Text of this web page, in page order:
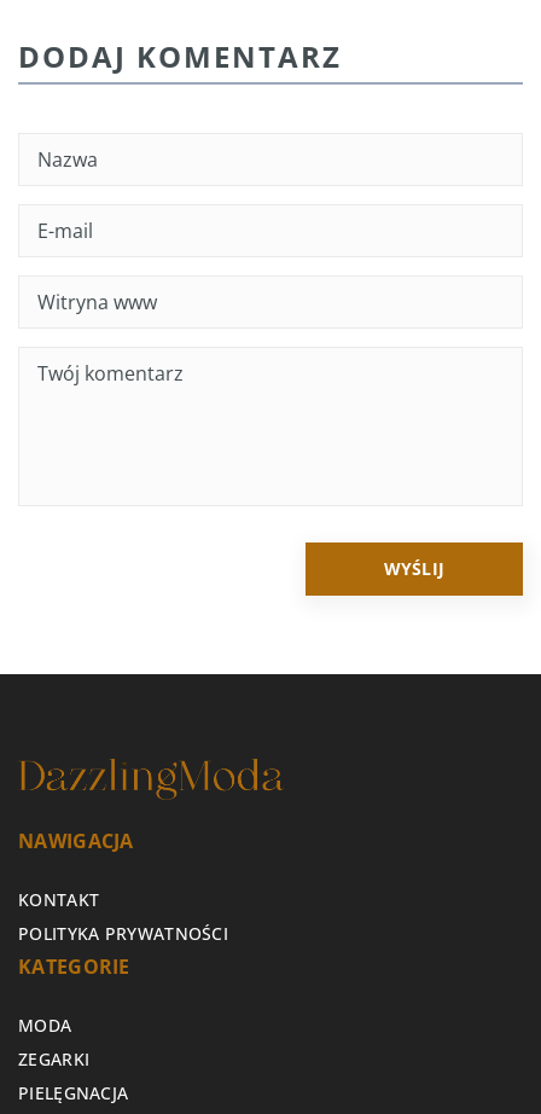
DODAJ KOMENTARZ
NAWIGACJA
KONTAKT
POLITYKA PRYWATNOŚCI
KATEGORIE
MODA
ZEGARKI
PIELĘGNACJA